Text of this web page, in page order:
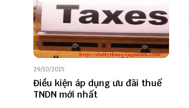
29/10/2015
Điều kiện áp dụng ưu đãi thuế
TNDN mới nhất